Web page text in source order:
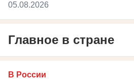
05.08.2026
Главное в стране
В России